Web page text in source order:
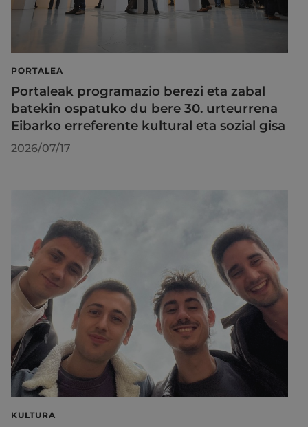
PORTALEA
Portaleak programazio berezi eta zabal
batekin ospatuko du bere 30. urteurrena
Eibarko erreferente kultural eta sozial gisa
2026/07/17
KULTURA